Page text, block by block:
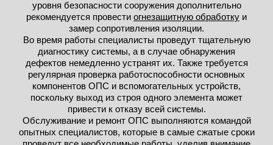
уровня безопасности сооружения дополнительно
рекомендуется провести огнезащитную обработку и
замер сопротивления изоляции.
Во время работы специалисты проведут тщательную
диагностику системы, а в случае обнаружения
дефектов немедленно устранят их. Также требуется
регулярная проверка работоспособности основных
компонентов ОПС и вспомогательных устройств,
поскольку выход из строя одного элемента может
привести к отказу всей системы.
Обслуживание и ремонт ОПС выполняются командой
опытных специалистов, которые в самые сжатые сроки